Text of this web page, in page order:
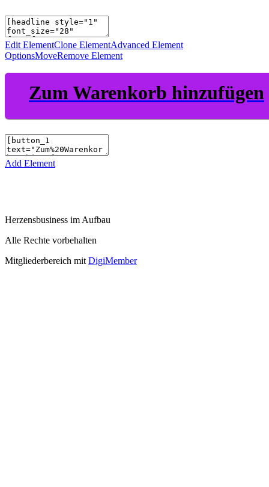
Edit ElementClone ElementAdvanced Element
OptionsMoveRemove Element
Zum Warenkorb hinzufügen
Add Element
Herzensbusiness im Aufbau
Alle Rechte vorbehalten
Mitgliederbereich mit DigiMember